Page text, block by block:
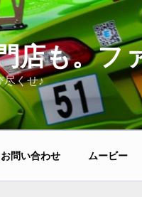
店も。フ
尽くせ♪
お問い合わせ ムービー